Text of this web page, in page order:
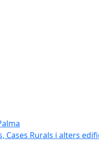
Cases Rurals i alters